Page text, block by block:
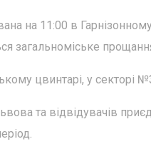
на 11:00 в
загальноміське
цвинтарі, у секторі
та відвідувачів